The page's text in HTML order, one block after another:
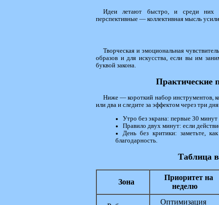
Идеи летают быстро, и среди них
перспективные — коллективная мысль
Творческая и эмоциональная
образов и для искусства, если вы им
буквой закона.
Практические
Ниже — короткий набор инструментов,
или два и следите за эффектом через три
Утро без экрана: первые 30
Правило двух минут: если
День без критики: заметьте,
благодарность.
Таблица
Зона
Приоритет на
неделю
Оптимизация